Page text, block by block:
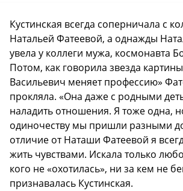
Кустинская всегда соперничала с
Натальей Фатеевой, а однажды
увела у коллеги мужа, космонавта
Потом, как говорила звезда
Васильевич меняет профессию»
прокляла. «Она даже с родными
наладить отношения. Я тоже одна,
одиночеству мы пришли разными
отличие от Наташи Фатеевой я
жить чувствами. Искала только
кого не «охотилась», ни за кем не
признавалась Кустинская.